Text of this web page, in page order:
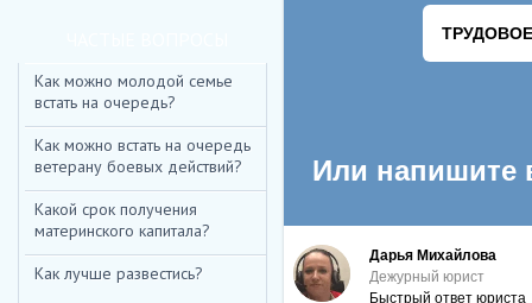
Как можно молодой семье
встать на очередь?
Как можно встать на очередь
ветерану боевых действий?
Какой срок получения
материнского капитала?
Как лучше развестись?